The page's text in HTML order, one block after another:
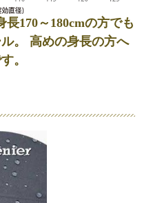
長170～180cmの方でも
。 高めの身長の方へ
。